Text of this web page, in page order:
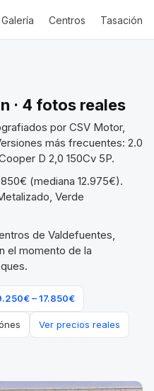
Galería Centros Tasación
· 4 fotos reales
por CSV Motor,
más frecuentes: 2.0
D 2,0 150Cv 5P.
(mediana 12.975€).
Verde
de Valdefuentes,
el momento de la
– 17.850€
Ver precios reales